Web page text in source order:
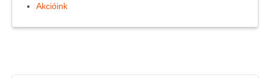
Akcióink